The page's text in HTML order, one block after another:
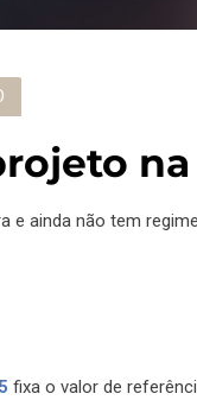
e ainda não tem
fixa o valor de